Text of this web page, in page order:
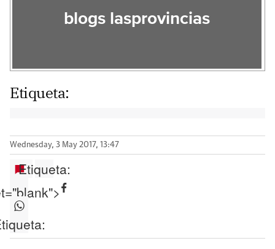
blogs lasprovincias
Etiqueta:
Wednesday, 3 May 2017, 13:47
Etiqueta: